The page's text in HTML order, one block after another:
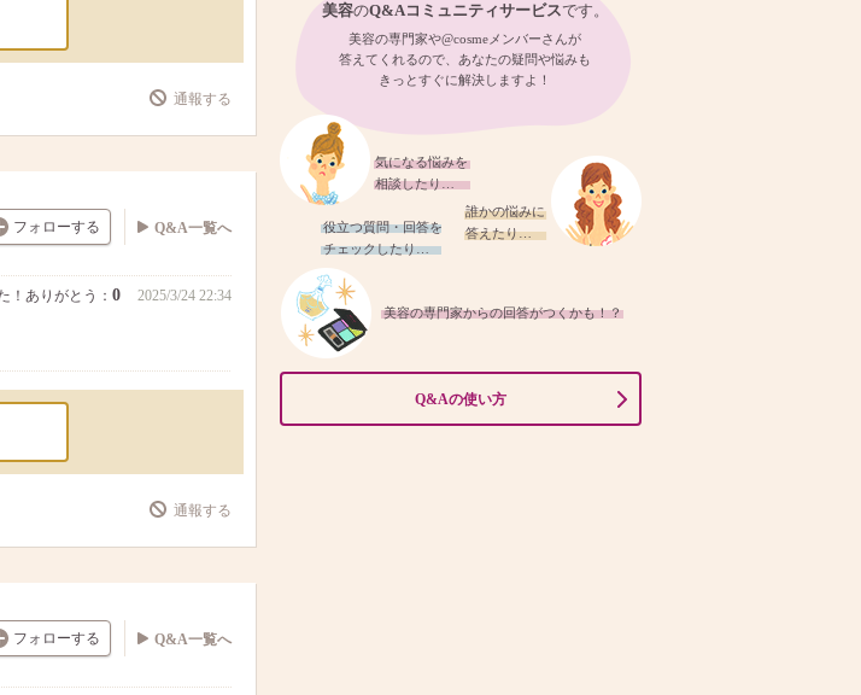
通報する
フォローする Q&A一覧へ
！ありがとう： 0 2025/3/24 22:34
通報する
フォローする Q&A一覧へ
美容のQ&Aコミュニティサービスです。
美容の専門家や@cosmeメンバーさんが
答えてくれるので、あなたの疑問や悩みも
きっとすぐに解決しますよ！
気になる悩みを
相談したり…
誰かの悩みに
答えたり…
役立つ質問・回答を
チェックしたり…
美容の専門家からの回答がつくかも！？
Q&Aの使い方